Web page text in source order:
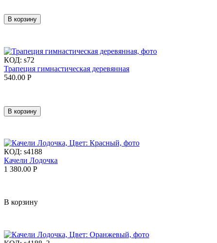
В корзину
КОД: s72
Трапеция гимнастическая деревянная
540.00 Р
В корзину
КОД: s4188
Качели Лодочка
1 380.00 Р
В корзину